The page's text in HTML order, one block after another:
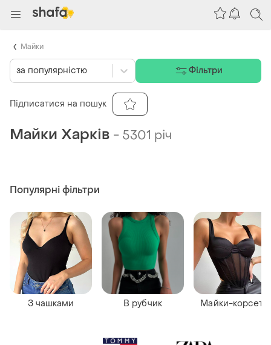
Майки Харків - 5301 річ
Популярні фільтри
З чашками В рубчик Майки-корсети
за популярністю Фільтри
Підписатися на пошук
Майки